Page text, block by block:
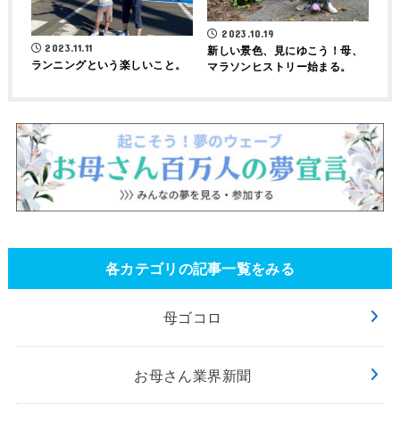
2023.11.11
ランニングという楽しいこと。
2023.10.19
新しい景色、見にゆこう！母、
マラソンヒストリー始まる。
各カテゴリの記事一覧をみる
母ゴコロ
お母さん業界新聞